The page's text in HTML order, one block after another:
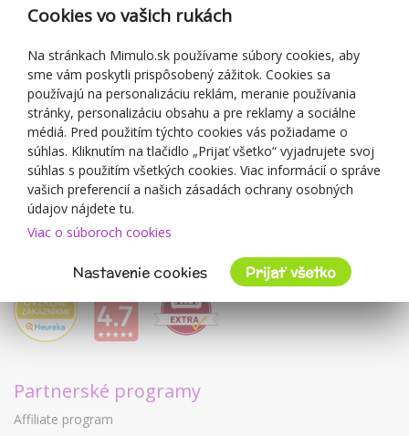
Reklamácia
Zľavové kupóny
Blog
O predajcovi
Mimulo.sk
Obchodné podmienky
Ochrana osobných údajov GDPR
Kontakty
Spolupracujeme
Partnerské programy
Affiliate program
Cookies vo vašich rukách
Na stránkach Mimulo.sk používame súbory cookies, aby
sme vám poskytli prispôsobený zážitok. Cookies sa
používajú na personalizáciu reklám, meranie používania
stránky, personalizáciu obsahu a pre reklamy a sociálne
médiá. Pred použitím týchto cookies vás požiadame o
súhlas. Kliknutím na tlačidlo „Prijať všetko“ vyjadrujete svoj
súhlas s použitím všetkých cookies. Viac informácií o správe
vašich preferencií a našich zásadách ochrany osobných
údajov nájdete tu.
Viac o súboroch cookies
Nastavenie cookies Prijať všetko